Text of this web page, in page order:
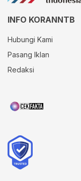
INFO KORANNTB
Hubungi Kami
Pasang Iklan
Redaksi